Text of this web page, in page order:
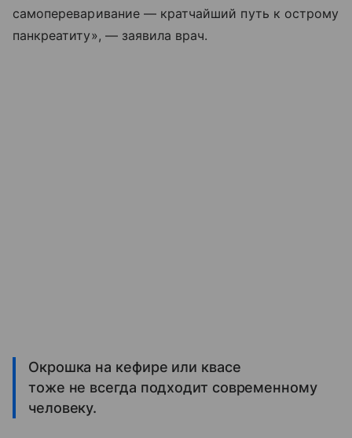
самопереваривание — кратчайший путь к острому
панкреатиту», — заявила врач.
Окрошка на кефире или квасе
тоже не всегда подходит современному
человеку.